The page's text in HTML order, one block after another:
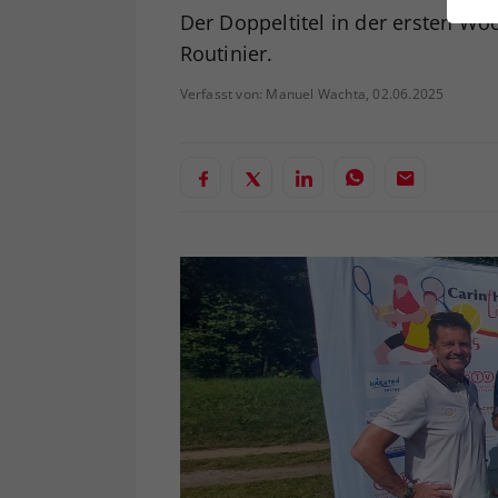
Der Doppeltitel in der ersten
Routinier.
Verfasst von: Manuel Wachta, 02.06.2025